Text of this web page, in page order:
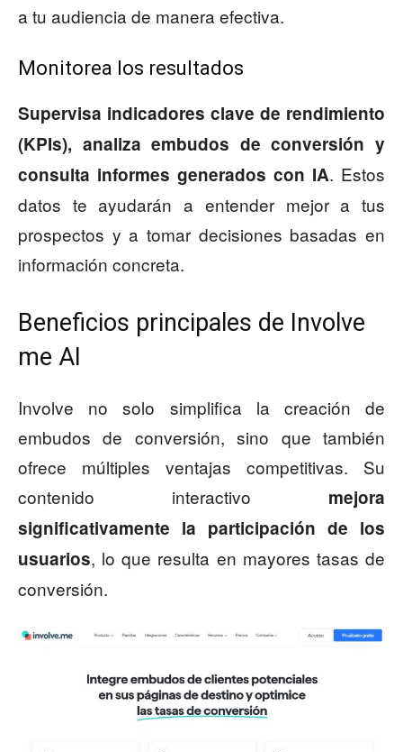
a tu audiencia de manera efectiva.
Monitorea los resultados
Supervisa indicadores clave de rendimiento
(KPIs), analiza embudos de conversión y
consulta informes generados con IA. Estos
datos te ayudarán a entender mejor a tus
prospectos y a tomar decisiones basadas en
información concreta.
Beneficios principales de Involve
me AI
Involve no solo simplifica la creación de
embudos de conversión, sino que también
ofrece múltiples ventajas competitivas. Su
contenido interactivo mejora
significativamente la participación de los
usuarios, lo que resulta en mayores tasas de
conversión.